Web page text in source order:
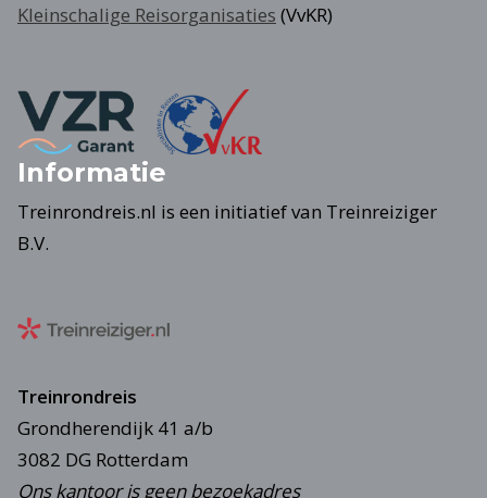
Kleinschalige Reisorganisaties (VvKR)
Informatie
Treinrondreis.nl is een initiatief van Treinreiziger
B.V.
Treinrondreis
Grondherendijk 41 a/b
3082 DG Rotterdam
Ons kantoor is geen bezoekadres